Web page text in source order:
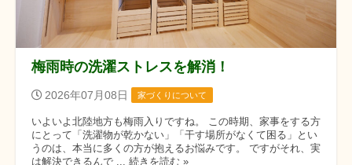
梅雨時の洗濯ストレスを解消！
2026年07月08日 家づくりについて
いよいよ北陸地方も梅雨入りですね。 この時期、家事をする方
にとって「洗濯物が乾かない」「干す場所がなくて困る」とい
うのは、本当に多くの方が抱えるお悩みです。 ですがそれ、実
は解決できるんで ... 続きを読む »